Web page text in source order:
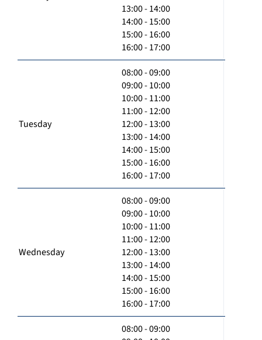
13:00 - 14:00
14:00 - 15:00
15:00 - 16:00
16:00 - 17:00
Tuesday
08:00 - 09:00
09:00 - 10:00
10:00 - 11:00
11:00 - 12:00
12:00 - 13:00
13:00 - 14:00
14:00 - 15:00
15:00 - 16:00
16:00 - 17:00
Wednesday
08:00 - 09:00
09:00 - 10:00
10:00 - 11:00
11:00 - 12:00
12:00 - 13:00
13:00 - 14:00
14:00 - 15:00
15:00 - 16:00
16:00 - 17:00
08:00 - 09:00